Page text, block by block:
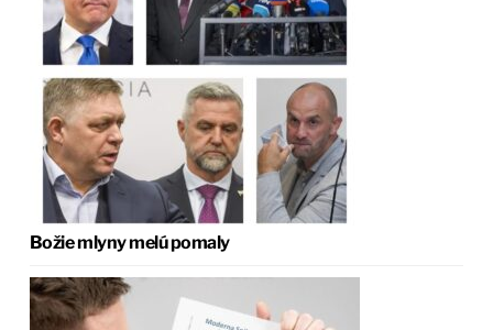
Božie mlyny melú pomaly